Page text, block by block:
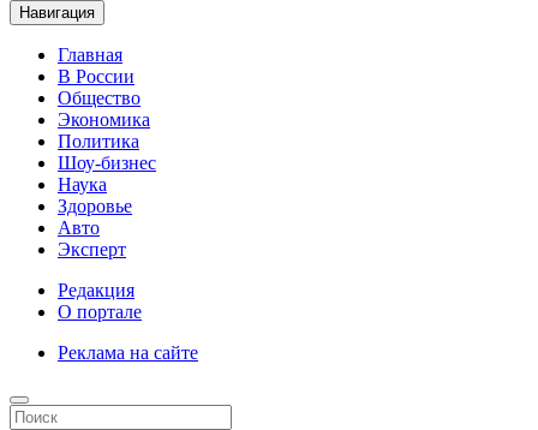
Навигация
Главная
В России
Общество
Экономика
Политика
Шоу-бизнес
Наука
Здоровье
Авто
Эксперт
Редакция
О портале
Реклама на сайте